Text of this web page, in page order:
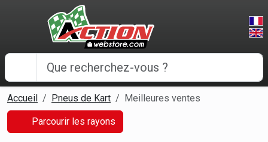
Panneau de gestion des cookies
Accueil Pneus de Kart Meilleures ventes
Parcourir les rayons